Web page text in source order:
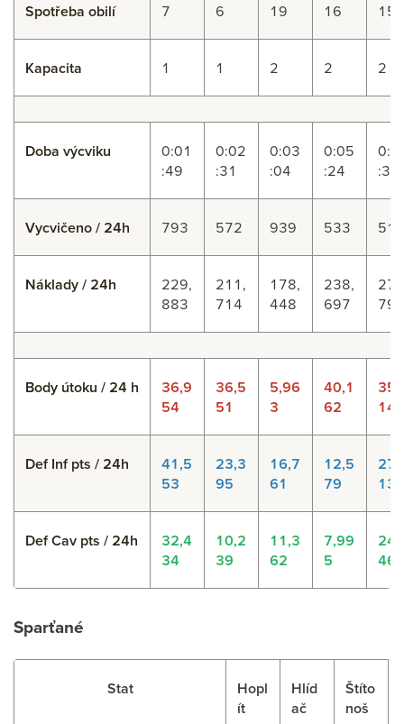
Spotřeba obilí 7 6 19 16 15
Kapacita 1 1 2 2 2
Doba výcviku
0:01
:49
0:02
:31
0:03
:04
0:05
:24
:34
Vycvičeno / 24h 793 572 939 533 516
Náklady / 24h
229,
883
211,
714
178,
448
238,
697
795
Body útoku / 24 h
36,9
54
36,5
51
5,96
3
40,1
62
14
Def Inf pts / 24h
41,5
53
23,3
95
16,7
61
12,5
79
13
Def Cav pts / 24h
32,4
34
10,2
39
11,3
62
7,99
5
46
Sparťané
Stat
Hopl
ít
Hlíd
ač
Štíto
noš